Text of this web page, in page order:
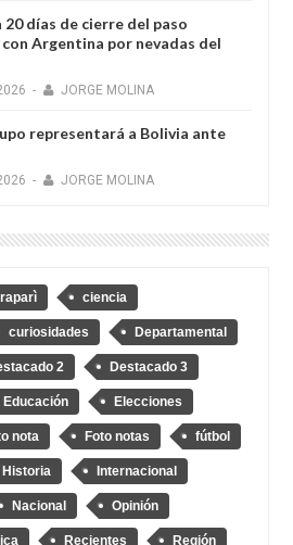
20 días de cierre del paso
Argentina por nevadas del
- JORGE MOLINA
representará a Bolivia ante
- JORGE MOLINA
ciencia
curiosidades Departamental
2 Destacado 3
Educación Elecciones
nota Foto notas fútbol
Historia Internacional
Nacional Opinión
Recientes Región